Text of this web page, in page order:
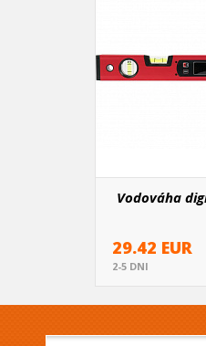
Vodováha
29.42 EUR
2-5 DNI